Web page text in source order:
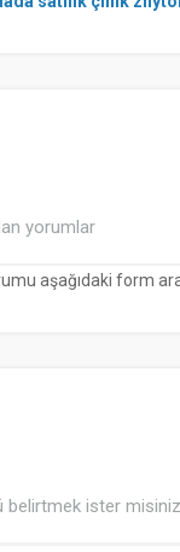
yorumlar
aşağıdaki form
belirtmek ister